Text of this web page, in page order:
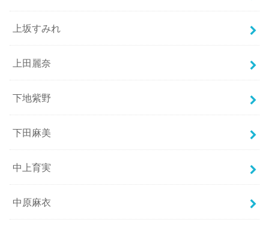
上坂すみれ
上田麗奈
下地紫野
下田麻美
中上育実
中原麻衣